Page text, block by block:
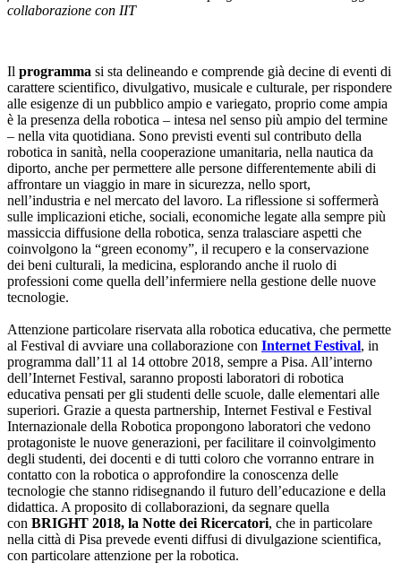
collaborazione con IIT
Il programma si sta delineando e comprende già decine di eventi di
carattere scientifico, divulgativo, musicale e culturale, per rispondere
alle esigenze di un pubblico ampio e variegato, proprio come ampia
è la presenza della robotica – intesa nel senso più ampio del termine
– nella vita quotidiana. Sono previsti eventi sul contributo della
robotica in sanità, nella cooperazione umanitaria, nella nautica da
diporto, anche per permettere alle persone differentemente abili di
affrontare un viaggio in mare in sicurezza, nello sport,
nell’industria e nel mercato del lavoro. La riflessione si soffermerà
sulle implicazioni etiche, sociali, economiche legate alla sempre più
massiccia diffusione della robotica, senza tralasciare aspetti che
coinvolgono la “green economy”, il recupero e la conservazione
dei beni culturali, la medicina, esplorando anche il ruolo di
professioni come quella dell’infermiere nella gestione delle nuove
tecnologie.
Attenzione particolare riservata alla robotica educativa, che permette
al Festival di avviare una collaborazione con Internet Festival, in
programma dall’11 al 14 ottobre 2018, sempre a Pisa. All’interno
dell’Internet Festival, saranno proposti laboratori di robotica
educativa pensati per gli studenti delle scuole, dalle elementari alle
superiori. Grazie a questa partnership, Internet Festival e Festival
Internazionale della Robotica propongono laboratori che vedono
protagoniste le nuove generazioni, per facilitare il coinvolgimento
degli studenti, dei docenti e di tutti coloro che vorranno entrare in
contatto con la robotica o approfondire la conoscenza delle
tecnologie che stanno ridisegnando il futuro dell’educazione e della
didattica. A proposito di collaborazioni, da segnare quella
con BRIGHT 2018, la Notte dei Ricercatori, che in particolare
nella città di Pisa prevede eventi diffusi di divulgazione scientifica,
con particolare attenzione per la robotica.